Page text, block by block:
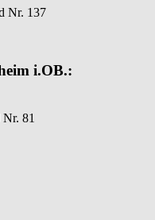
Nr. 137
i.OB.:
81